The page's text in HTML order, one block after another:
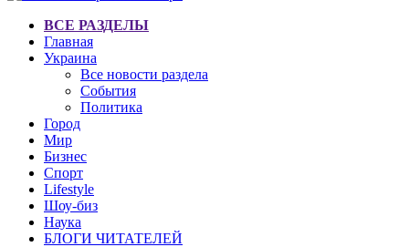
ВСЕ РАЗДЕЛЫ
Главная
Украина
Все новости раздела
События
Политика
Город
Мир
Бизнес
Спорт
Lifestyle
Шоу-биз
Наука
БЛОГИ ЧИТАТЕЛЕЙ